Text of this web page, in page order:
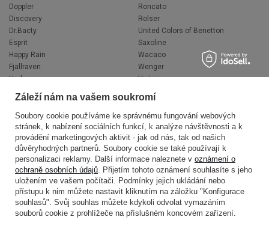
Doppler
Discovery
Dr.Bacty
Esprit
Happy Rain
Fjallraven
Hedgren
Herschel
Jeep
Knirps
LEGO
National Geographic
Ogio
Roncato
Rolser
United Colors of Benetton
Saxoline
Wacaco
Wenger
Victorinox
Volkswagen
XD Design
Zojirushi
Muitomas
FLYNKA
VANS
Záleží nám na vašem soukromí
Soubory cookie používáme ke správnému fungování webových
stránek, k nabízení sociálních funkcí, k analýze návštěvnosti a k
provádění marketingových aktivit - jak od nás, tak od našich
důvěryhodných partnerů. Soubory cookie se také používají k
personalizaci reklamy. Další informace naleznete v oznámení o
ochraně osobních údajů. Přijetím tohoto oznámení souhlasíte s jeho
uložením ve vašem počítači. Podmínky jejich ukládání nebo
přístupu k nim můžete nastavit kliknutím na záložku "Konfigurace
souhlasů". Svůj souhlas můžete kdykoli odvolat vymazáním
souborů cookie z prohlížeče na příslušném koncovém zařízení.